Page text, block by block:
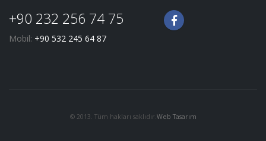
+90 232 256 74 75
Mobil: +90 532 245 64 87
© 2013. Tüm hakları saklıdır.Web Tasarım